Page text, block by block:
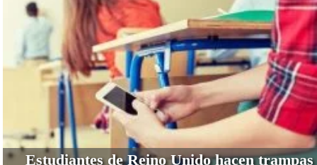
Estudiantes de Reino Unido hacen trampas